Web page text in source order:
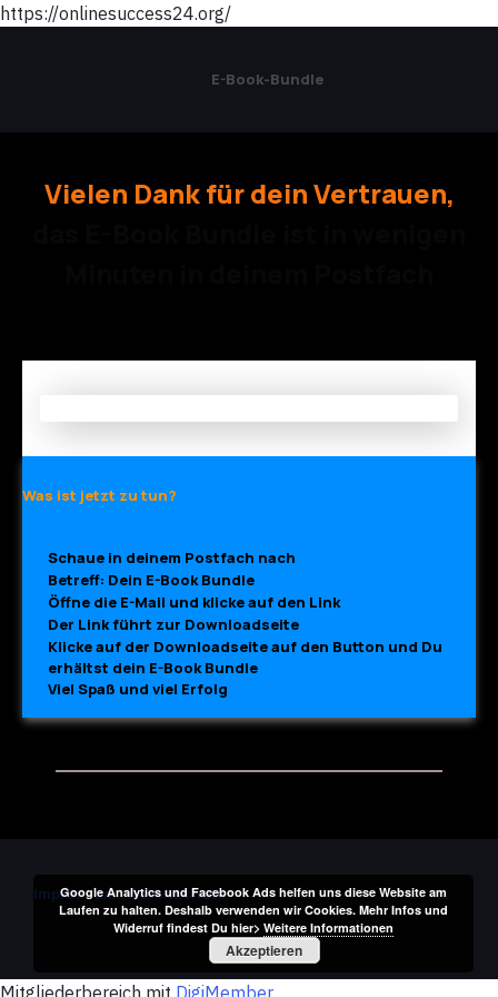
https://onlinesuccess24.org/
E-Book-Bundle
Vielen Dank für dein Vertrauen,
Was ist jetzt zu tun?
Schaue in deinem Postfach nach
Betreff: Dein E-Book Bundle
Öffne die E-Mail und klicke auf den Link
Der Link führt zur Downloadseite
Klicke auf der Downloadseite auf den Button und Du
erhältst dein E-Book Bundle
Viel Spaß und viel Erfolg
ImpressumIDatenschutz
Mitgliederbereich mit DigiMember
Google Analytics und Facebook Ads helfen uns diese Website am
Laufen zu halten. Deshalb verwenden wir Cookies. Mehr Infos und
Widerruf findest Du hier> Weitere Informationen
Akzeptieren